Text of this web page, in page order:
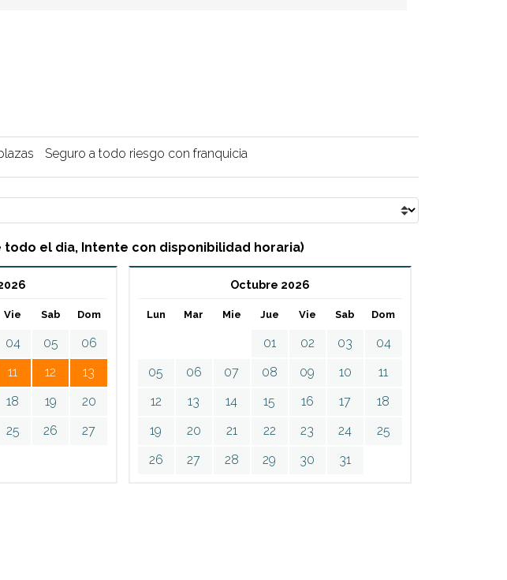
Seguro a todo riesgo con franquicia
todo el dia, Intente con disponibilidad horaria)
Vie Sab Dom
04 05
06
11 12
13
18 19
20
25 26
27
Octubre 2026
Lun Mar Mie Jue Vie Sab Dom
01 02 03
04
05
06 07 08 09 10
11
12
13 14 15 16 17
18
19
20 21 22 23 24
25
26
27 28 29 30 31